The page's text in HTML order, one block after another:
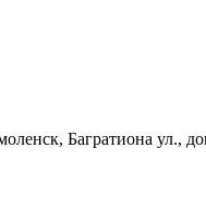
Багратиона ул.,